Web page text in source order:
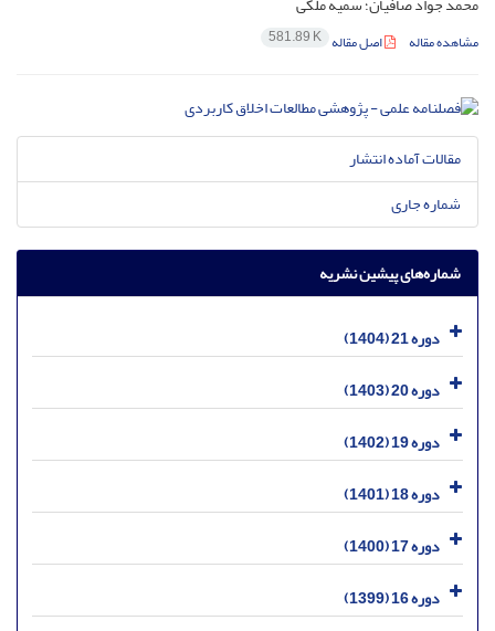
مشاهده مقاله اصل مقاله 581.89 K
مقالات آماده انتشار
شماره جاری
شماره‌های پیشین نشریه
دوره 21 (1404)
دوره 20 (1403)
دوره 19 (1402)
دوره 18 (1401)
دوره 17 (1400)
دوره 16 (1399)